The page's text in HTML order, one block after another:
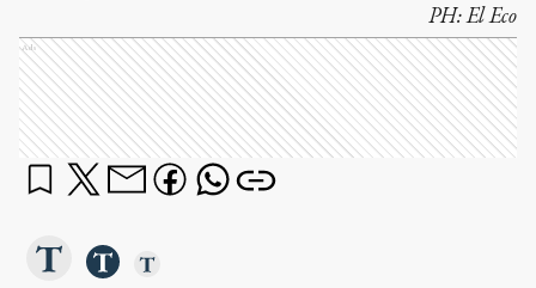
PH:El Eco
Ads